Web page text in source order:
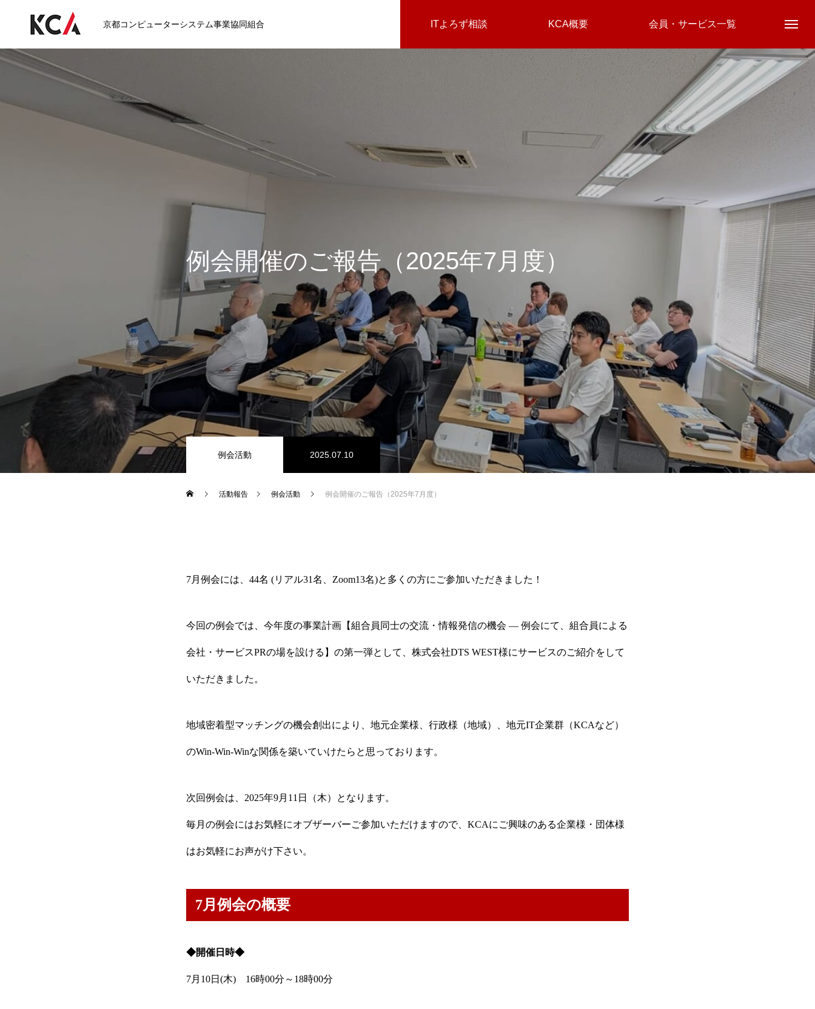
京都コンピューターシステム事業協同組合 ITよろず相談 KCA概要 会員・サービス一覧
例会開催のご報告（2025年7月度）
例会活動 2025.07.10
活動報告 例会活動 例会開催のご報告（2025年7月度）
7月例会には、44名 (リアル31名、Zoom13名)と多くの方にご参加いただきました！
今回の例会では、今年度の事業計画【組合員同士の交流・情報発信の機会 ― 例会にて、組合員による
会社・サービスPRの場を設ける】の第一弾として、株式会社DTS WEST様にサービスのご紹介をして
いただきました。
地域密着型マッチングの機会創出により、地元企業様、行政様（地域）、地元IT企業群（KCAなど）
のWin-Win-Winな関係を築いていけたらと思っております。
次回例会は、2025年9月11日（木）となります。
毎月の例会にはお気軽にオブザーバーご参加いただけますので、KCAにご興味のある企業様・団体様
はお気軽にお声がけ下さい。
7月例会の概要
◆開催日時◆
7月10日(木) 16時00分～18時00分